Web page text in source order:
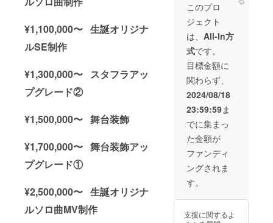
¥1,100,000〜 生誕オリジナ
ルSE制作
¥1,300,000〜 スタフラアッ
プグレード②
¥1,500,000〜 舞台装飾
¥1,700,000〜 舞台装飾アッ
プグレード①
¥2,500,000〜 生誕オリジナ
ルソロ曲MV制作
定グッ
ズ クラ
ウド
ファン
ディン
グご支
援者限
定の
グッズ
をご用
意させ
ていた
だきま
す。
グッズ
の詳細
は当日
までに
させて
いただ
きま
だきま
す。 備
考欄に
記載希
望のお
名前
（ニッ
クネー
ム可）
を記載
くださ
い。 ③
クラウ
ドファ
ンディ
ング限
定グッ
ズ クラ
ディン
援者限
には生
誕祭支
援者様
のお名
前
（ニッ
クネー
ム可）
が記載
されま
す。 生
誕祭終
了後、
1〜3週
間で直
筆サイ
ン入り
の のぼ
スタン
属しま
置致し
ます。
単独ス
タンド
花の前
で撮影
したソ
ロチェ
キを後
日、リ
ターン
品と共
に郵送
いたし
ます。
②集合
写真SP
クレ
載に使
生誕祭
このプロ
ジェクト
は、 All-In方
式です。
目標金額に
関わらず、
2024/08/18
23:59:59ま
でに集まっ
た金額が
ファンディ
ングされま
す。
支援に関するよ